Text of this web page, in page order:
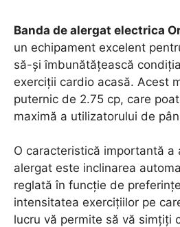
Banda de alergat electrica
un echipament excelent
să-și îmbunătățească
exerciții cardio acasă. Acest
puternic de 2.75 cp, care
maximă a utilizatorului de
O caracteristică importantă a
alergat este inclinarea
reglată în funcție de
intensitatea exercițiilor pe
lucru vă permite să vă simțiți